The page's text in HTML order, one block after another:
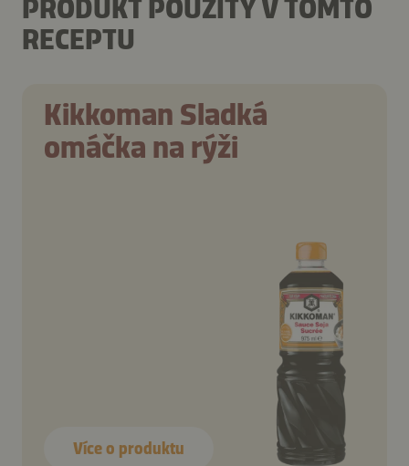
PRODUKT POUŽITÝ V TOMTO
RECEPTU
Kikkoman Sladká
omáčka na rýži
Více o produktu